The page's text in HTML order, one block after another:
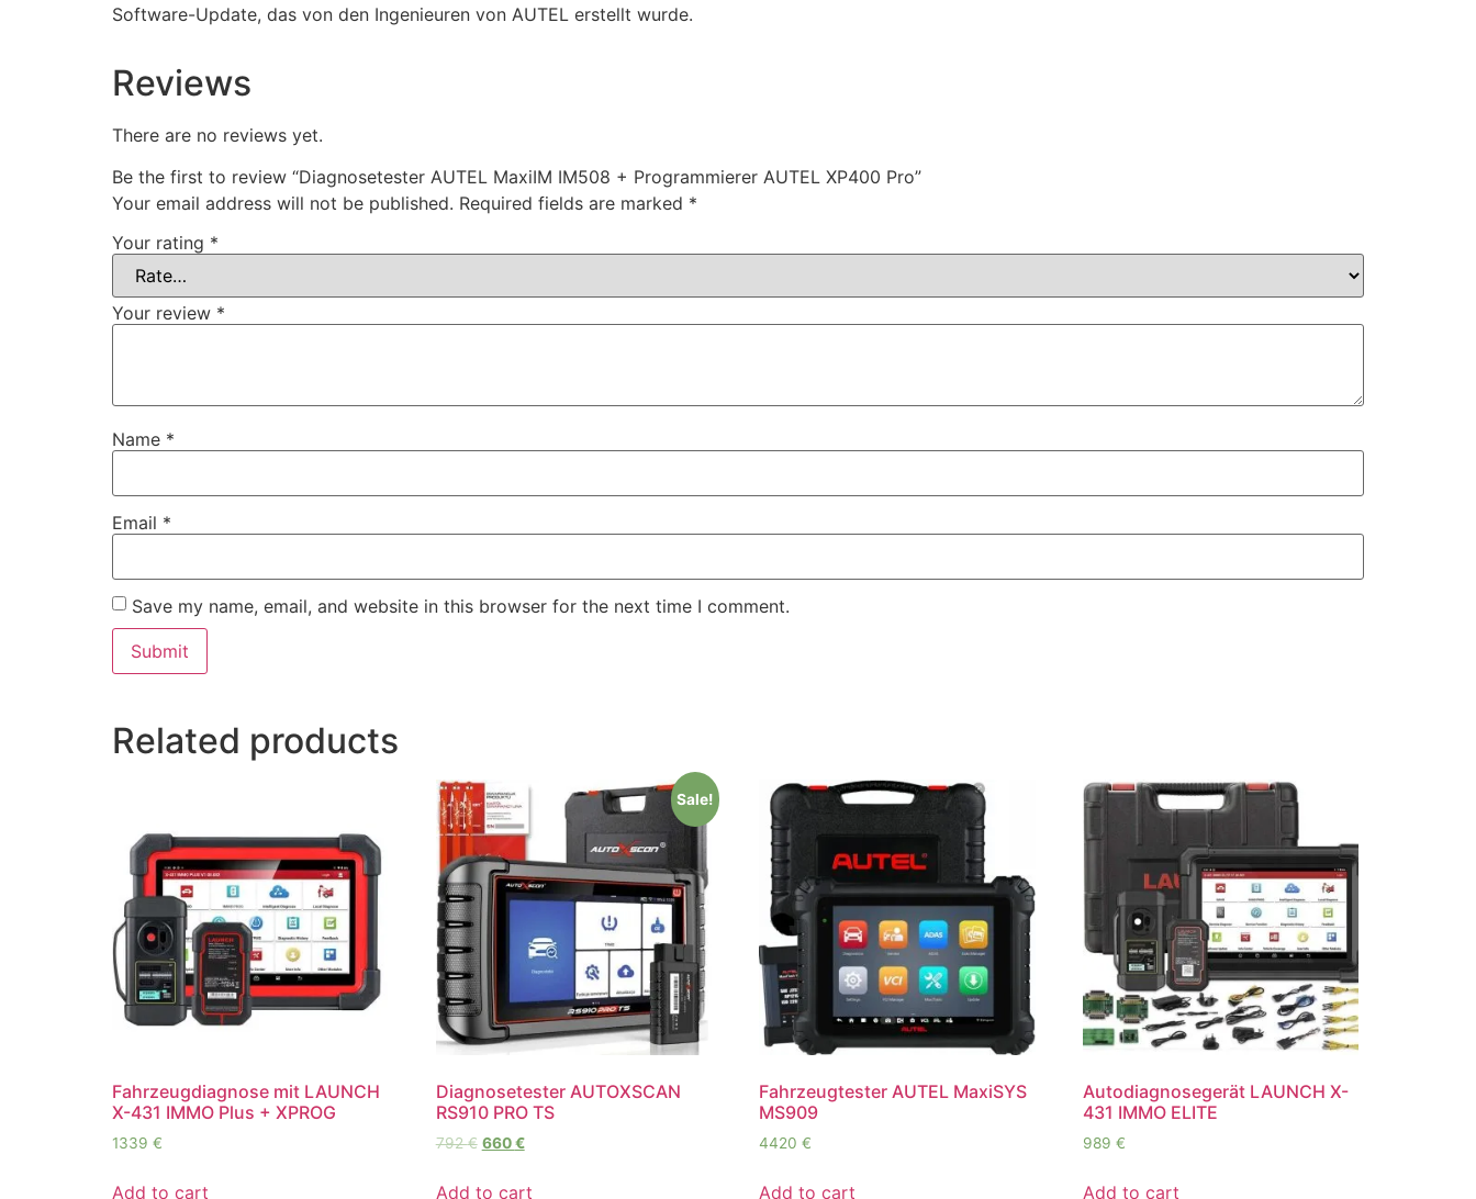
Software-Update, das von den Ingenieuren von AUTEL erstellt wurde.
Reviews
There are no reviews yet.
Be the first to review “Diagnosetester AUTEL MaxiIM IM508 + Programmierer AUTEL XP400 Pro”
Your email address will not be published. Required fields are marked *
Your rating *
Your review *
Name *
Email *
Save my name, email, and website in this browser for the next time I comment.
Related products
Fahrzeugdiagnose mit LAUNCH
X-431 IMMO Plus + XPROG
1339 €
Add to cart
Sale!
Diagnosetester AUTOXSCAN
RS910 PRO TS
792€ 660€
Add to cart
Fahrzeugtester AUTEL MaxiSYS
MS909
4420€
Add to cart
Autodiagnosegerät LAUNCH X-
431 IMMO ELITE
989€
Add to cart